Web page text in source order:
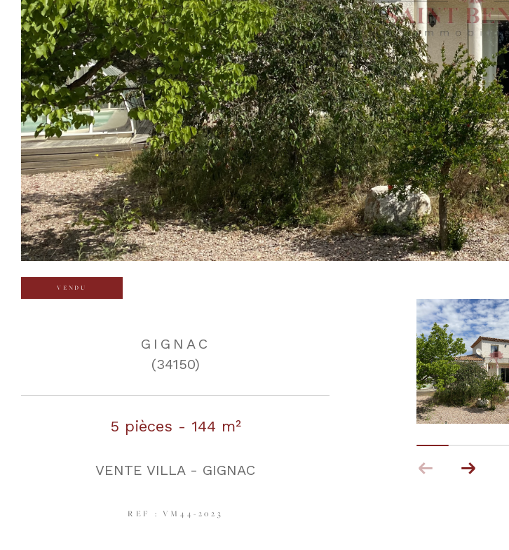
VENDU
GIGNAC
(34150)
5 pièces - 144 m²
VENTE VILLA - GIGNAC
REF : VM44-2023